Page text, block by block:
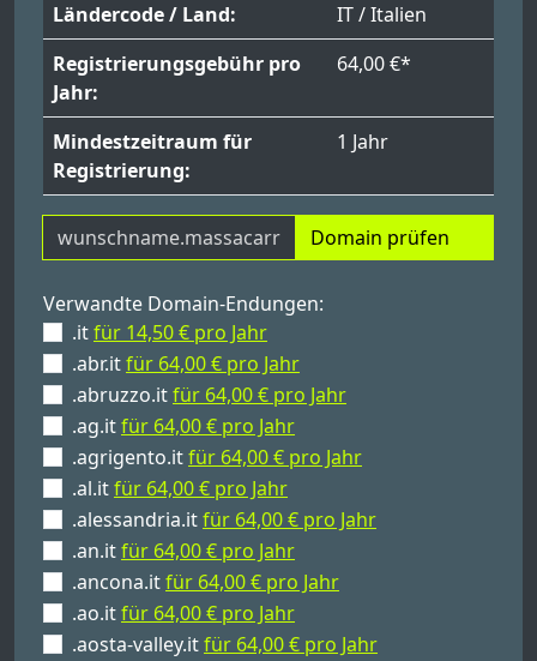
Ländercode / Land:
IT / Italien
Registrierungsgebühr pro
Jahr:
64,00 €*
Mindestzeitraum für
Registrierung:
1 Jahr
Domain prüfen
Verwandte Domain-Endungen:
.itfür 14,50 € pro Jahr
.abr.itfür 64,00 € pro Jahr
.abruzzo.itfür 64,00 € pro Jahr
.ag.itfür 64,00 € pro Jahr
.agrigento.itfür 64,00 € pro Jahr
.al.itfür 64,00 € pro Jahr
.alessandria.itfür 64,00 € pro Jahr
.an.itfür 64,00 € pro Jahr
.ancona.itfür 64,00 € pro Jahr
.ao.itfür 64,00 € pro Jahr
.aosta-valley.itfür 64,00 € pro Jahr